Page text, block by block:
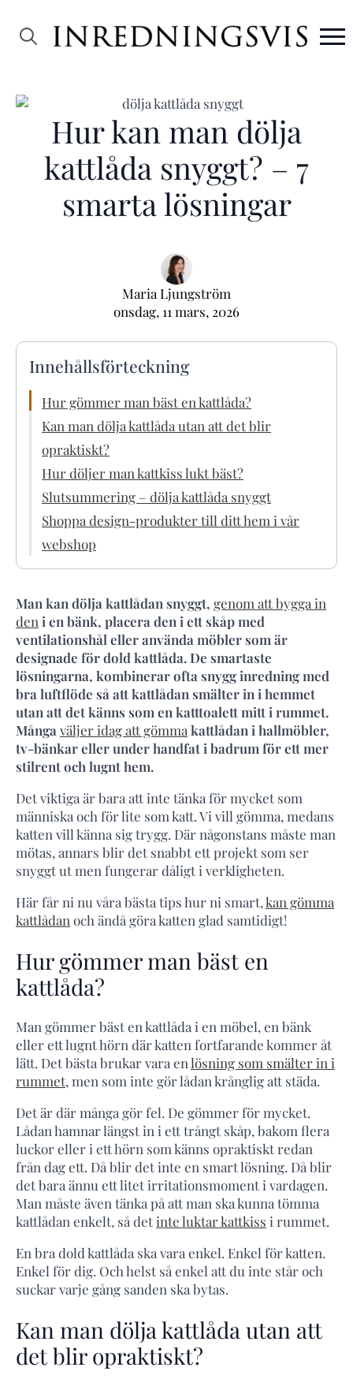
Hur kan man dölja
kattlåda snyggt? – 7
smarta lösningar
Maria Ljungström
onsdag, 11 mars, 2026
Innehållsförteckning
Hur gömmer man bäst en kattlåda?
Kan man dölja kattlåda utan att det blir
opraktiskt?
Hur döljer man kattkiss lukt bäst?
Slutsummering – dölja kattlåda snyggt
Shoppa design-produkter till ditt hem i vår
webshop
Man kan dölja kattlådan snyggt, genom att bygga in
den i en bänk, placera den i ett skåp med
ventilationshål eller använda möbler som är
designade för dold kattlåda. De smartaste
lösningarna, kombinerar ofta snygg inredning med
bra luftflöde så att kattlådan smälter in i hemmet
utan att det känns som en katttoalett mitt i rummet.
Många väljer idag att gömma kattlådan i hallmöbler,
tv-bänkar eller under handfat i badrum för ett mer
stilrent och lugnt hem.
Det viktiga är bara att inte tänka för mycket som
människa och för lite som katt. Vi vill gömma, medans
katten vill känna sig trygg. Där någonstans måste man
mötas, annars blir det snabbt ett projekt som ser
snyggt ut men fungerar dåligt i verkligheten.
Här får ni nu våra bästa tips hur ni smart,kan gömma
kattlådan och ändå göra katten glad samtidigt!
Hur gömmer man bäst en
kattlåda?
Man gömmer bäst en kattlåda i en möbel, en bänk
eller ett lugnt hörn där katten fortfarande kommer åt
lätt. Det bästa brukar vara enlösning som smälter in i
rummet, men som inte gör lådan krånglig att städa.
Det är där många gör fel. De gömmer för mycket.
Lådan hamnar längst in i ett trångt skåp, bakom flera
luckor eller i ett hörn som känns opraktiskt redan
från dag ett. Då blir det inte en smart lösning. Då blir
det bara ännu ett litet irritationsmoment i vardagen.
Man måste även tänka på att man ska kunna tömma
kattlådan enkelt, så detinte luktar kattkiss i rummet.
En bra dold kattlåda ska vara enkel. Enkel för katten.
Enkel för dig. Och helst så enkel att du inte står och
suckar varje gång sanden ska bytas.
Kan man dölja kattlåda utan att
det blir opraktiskt?